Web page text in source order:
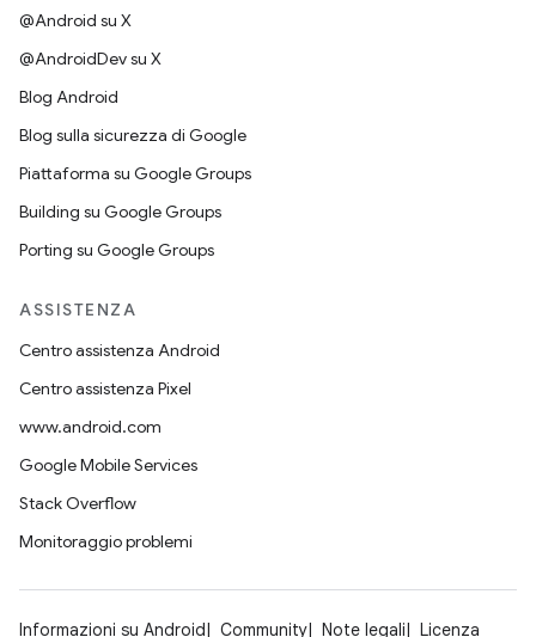
@Android su X
@AndroidDev su X
Blog Android
Blog sulla sicurezza di Google
Piattaforma su Google Groups
Building su Google Groups
Porting su Google Groups
ASSISTENZA
Centro assistenza Android
Centro assistenza Pixel
www.android.com
Google Mobile Services
Stack Overflow
Monitoraggio problemi
Informazioni su Android Community Note legali Licenza